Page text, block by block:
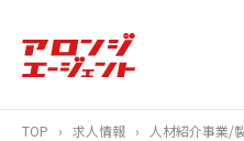
TOP › 求人情報 ›
人材紹介事業/